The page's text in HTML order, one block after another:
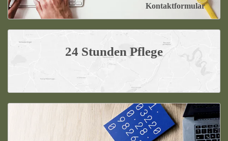
Kontaktformular
24 Stunden Pflege